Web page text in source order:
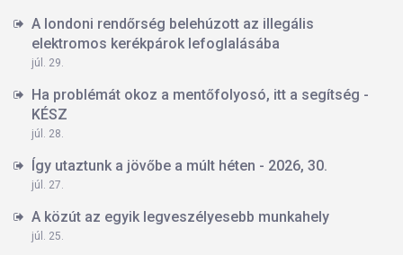
A londoni rendőrség belehúzott az illegális
elektromos kerékpárok lefoglalásába
júl. 29.
Ha problémát okoz a mentőfolyosó, itt a segítség -
KÉSZ
júl. 28.
Így utaztunk a jövőbe a múlt héten - 2026, 30.
júl. 27.
A közút az egyik legveszélyesebb munkahely
júl. 25.